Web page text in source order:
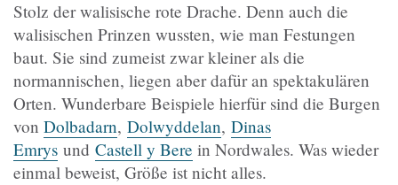
Stolz der walisische rote Drache. Denn auch die
walisischen Prinzen wussten, wie man Festungen
baut. Sie sind zumeist zwar kleiner als die
normannischen, liegen aber dafür an spektakulären
Orten. Wunderbare Beispiele hierfür sind die Burgen
von Dolbadarn, Dolwyddelan, Dinas
Emrys und Castell y Bere in Nordwales. Was wieder
einmal beweist, Größe ist nicht alles.